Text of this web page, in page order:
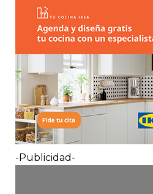
-Publicidad-